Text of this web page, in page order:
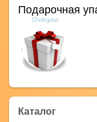
Подарочная
Каталог